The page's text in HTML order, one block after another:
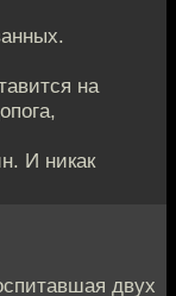
на
И никак
двух